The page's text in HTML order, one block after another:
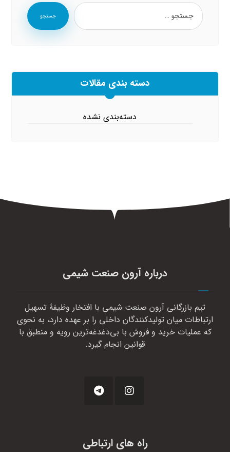
جستجو
دسته بندی مقالات
دسته‌بندی نشده
درباره آرون صنعت شیمی
تیم بازرگانی آرون صنعت شیمی با افتخار وظیفهٔ تسهیل
ارتباطات میان تولیدکنندگان داخلی را بر عهده دارد، به نحوی
که عملیات خرید و فروش با بی‌دغدغه‌ترین رویه و منطبق با
قوانین انجام گیرد.
راه های ارتباطی